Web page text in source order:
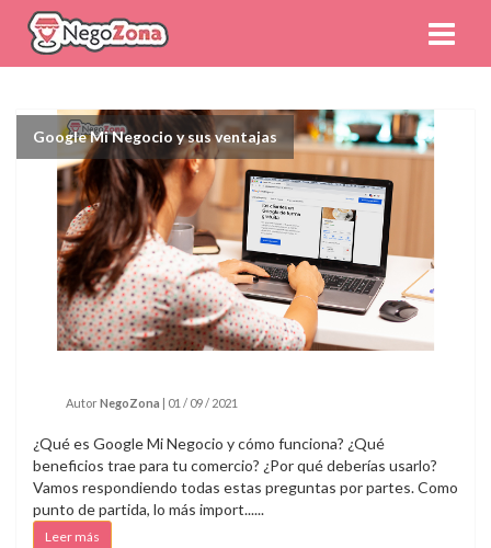
Google Mi Negocio y sus ventajas
AutorNegoZona | 01 / 09 / 2021
¿Qué es Google Mi Negocio y cómo funciona? ¿Qué
beneficios trae para tu comercio? ¿Por qué deberías usarlo?
Vamos respondiendo todas estas preguntas por partes. Como
punto de partida, lo más import......
Leer más